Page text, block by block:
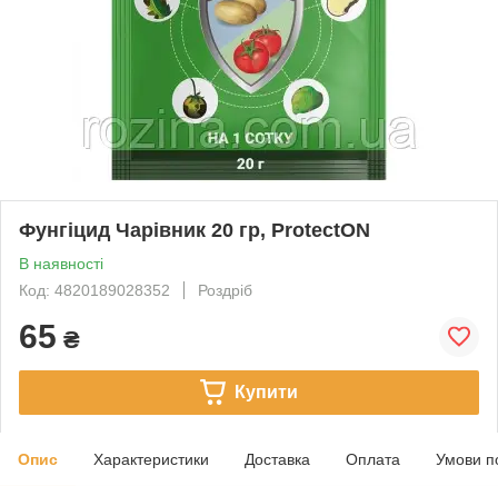
Фунгіцид Чарівник 20 гр, ProtectON
В наявності
Код: 4820189028352
Роздріб
65 ₴
Купити
Опис Характеристики Доставка Оплата Умови